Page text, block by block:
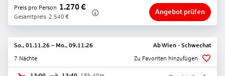
Preis pro Person 1.270€
Gesamtpreis 2.540 €
Angebot prüfen
So., 01.11.26 – Mo., 09.11.26 AbWien - Schwechat
7 Nächte
Zu Favoriten hinzufügen